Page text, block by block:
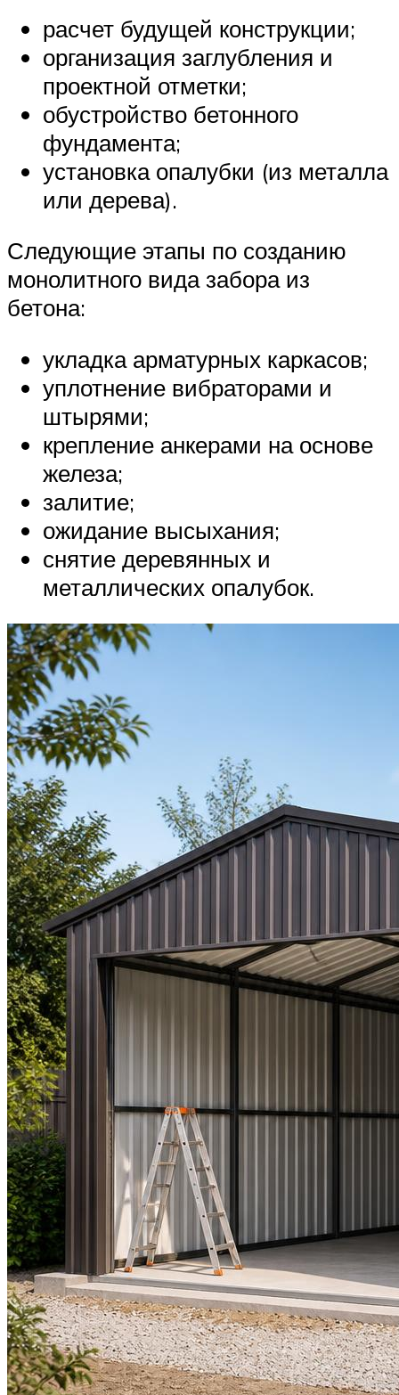
расчет будущей конструкции;
организация заглубления и
проектной отметки;
обустройство бетонного
фундамента;
установка опалубки (из металла
или дерева).
Следующие этапы по созданию
монолитного вида забора из
бетона:
укладка арматурных каркасов;
уплотнение вибраторами и
штырями;
крепление анкерами на основе
железа;
залитие;
ожидание высыхания;
снятие деревянных и
металлических опалубок.